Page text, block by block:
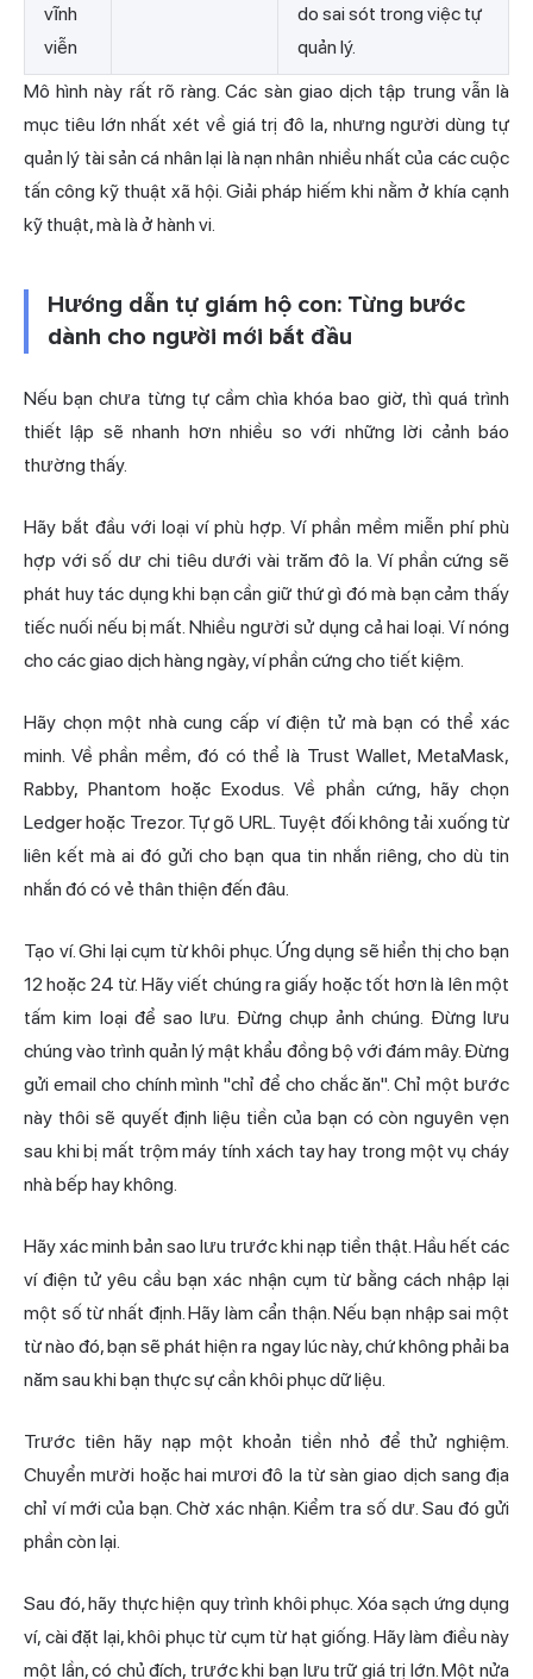
vĩnh
viễn
do sai sót trong việc tự
quản lý.
Mô hình này rất rõ ràng. Các sàn giao dịch tập trung vẫn là
mục tiêu lớn nhất xét về giá trị đô la, nhưng người dùng tự
quản lý tài sản cá nhân lại là nạn nhân nhiều nhất của các cuộc
tấn công kỹ thuật xã hội. Giải pháp hiếm khi nằm ở khía cạnh
kỹ thuật, mà là ở hành vi.
Hướng dẫn tự giám hộ con: Từng bước
dành cho người mới bắt đầu
Nếu bạn chưa từng tự cầm chìa khóa bao giờ, thì quá trình
thiết lập sẽ nhanh hơn nhiều so với những lời cảnh báo
thường thấy.
Hãy bắt đầu với loại ví phù hợp. Ví phần mềm miễn phí phù
hợp với số dư chi tiêu dưới vài trăm đô la. Ví phần cứng sẽ
phát huy tác dụng khi bạn cần giữ thứ gì đó mà bạn cảm thấy
tiếc nuối nếu bị mất. Nhiều người sử dụng cả hai loại. Ví nóng
cho các giao dịch hàng ngày, ví phần cứng cho tiết kiệm.
Hãy chọn một nhà cung cấp ví điện tử mà bạn có thể xác
minh. Về phần mềm, đó có thể là Trust Wallet, MetaMask,
Rabby, Phantom hoặc Exodus. Về phần cứng, hãy chọn
Ledger hoặc Trezor. Tự gõ URL. Tuyệt đối không tải xuống từ
liên kết mà ai đó gửi cho bạn qua tin nhắn riêng, cho dù tin
nhắn đó có vẻ thân thiện đến đâu.
Tạo ví. Ghi lại cụm từ khôi phục. Ứng dụng sẽ hiển thị cho bạn
12 hoặc 24 từ. Hãy viết chúng ra giấy hoặc tốt hơn là lên một
tấm kim loại để sao lưu. Đừng chụp ảnh chúng. Đừng lưu
chúng vào trình quản lý mật khẩu đồng bộ với đám mây. Đừng
gửi email cho chính mình "chỉ để cho chắc ăn". Chỉ một bước
này thôi sẽ quyết định liệu tiền của bạn có còn nguyên vẹn
sau khi bị mất trộm máy tính xách tay hay trong một vụ cháy
nhà bếp hay không.
Hãy xác minh bản sao lưu trước khi nạp tiền thật. Hầu hết các
ví điện tử yêu cầu bạn xác nhận cụm từ bằng cách nhập lại
một số từ nhất định. Hãy làm cẩn thận. Nếu bạn nhập sai một
từ nào đó, bạn sẽ phát hiện ra ngay lúc này, chứ không phải ba
năm sau khi bạn thực sự cần khôi phục dữ liệu.
Trước tiên hãy nạp một khoản tiền nhỏ để thử nghiệm.
Chuyển mười hoặc hai mươi đô la từ sàn giao dịch sang địa
chỉ ví mới của bạn. Chờ xác nhận. Kiểm tra số dư. Sau đó gửi
phần còn lại.
Sau đó, hãy thực hiện quy trình khôi phục. Xóa sạch ứng dụng
ví, cài đặt lại, khôi phục từ cụm từ hạt giống. Hãy làm điều này
một lần, có chủ đích, trước khi bạn lưu trữ giá trị lớn. Một nửa